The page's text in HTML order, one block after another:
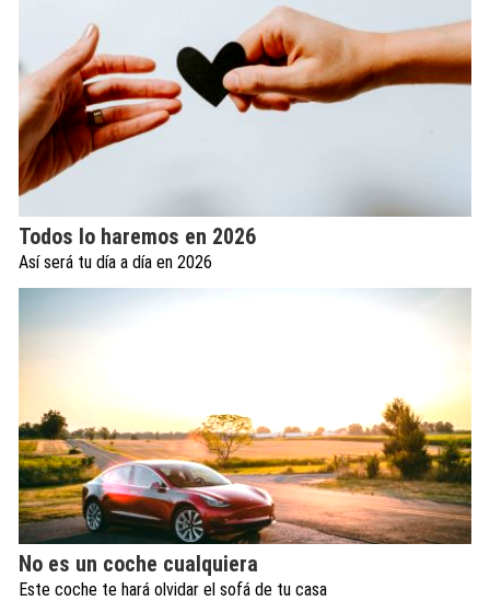
Todos lo haremos en 2026
Así será tu día a día en 2026
No es un coche cualquiera
Este coche te hará olvidar el sofá de tu casa